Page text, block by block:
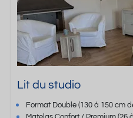
Lit du studio
Format Double (130 à 150 cm